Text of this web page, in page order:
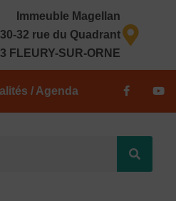
Immeuble Magellan
30-32 rue du Quadrant
FLEURY-SUR-ORNE
/ Agenda
F
a
o
o
k
-
Y
o